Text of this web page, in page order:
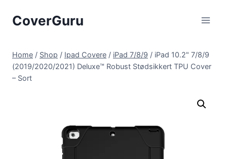
CoverGuru
Home / Shop / Ipad Covere / iPad 7/8/9 / iPad 10.2" 7/8/9
(2019/2020/2021) Deluxe™ Robust Stødsikkert TPU Cover
– Sort